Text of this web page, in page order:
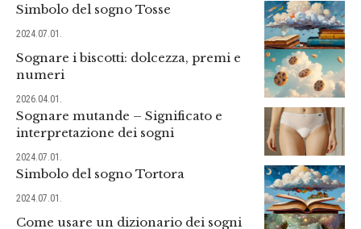
Simbolo del sogno Tosse
2024.07.01.
Sognare i biscotti: dolcezza, premi e
numeri
2026.04.01.
Sognare mutande – Significato e
interpretazione dei sogni
2024.07.01.
Simbolo del sogno Tortora
2024.07.01.
Come usare un dizionario dei sogni